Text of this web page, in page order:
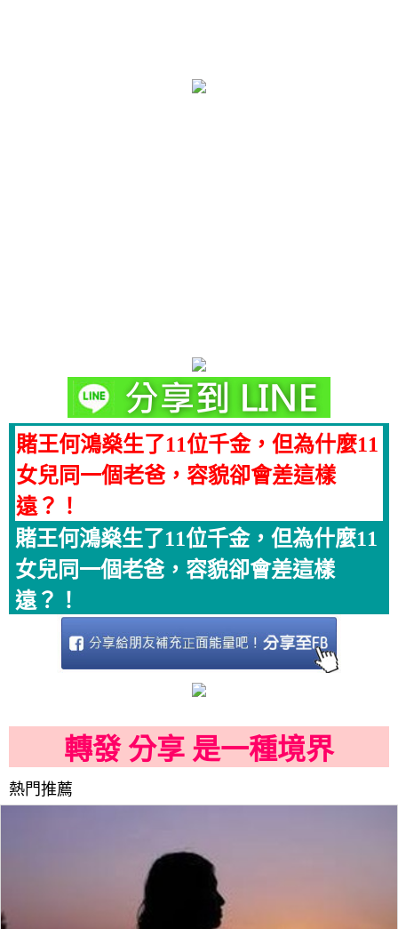
賭王何鴻燊生了11位千金，但為什麼11
女兒同一個老爸，容貌卻會差這樣
遠？！
賭王何鴻燊生了11位千金，但為什麼11
女兒同一個老爸，容貌卻會差這樣
遠？！
轉發 分享 是一種境界
熱門推薦